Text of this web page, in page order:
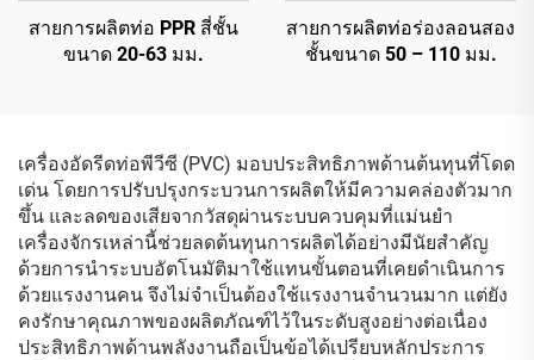
สายการผลิตท่อ PPR สี่ชั้น
ขนาด 20-63 มม.
สายการผลิตท่อร่องลอนสอง
ชั้นขนาด 50 – 110 มม.
เครื่องอัดรีดท่อพีวีซี (PVC) มอบประสิทธิภาพด้านต้นทุนที่โดด
เด่น โดยการปรับปรุงกระบวนการผลิตให้มีความคล่องตัวมาก
ขึ้น และลดของเสียจากวัสดุผ่านระบบควบคุมที่แม่นยำ
เครื่องจักรเหล่านี้ช่วยลดต้นทุนการผลิตได้อย่างมีนัยสำคัญ
ด้วยการนำระบบอัตโนมัติมาใช้แทนขั้นตอนที่เคยดำเนินการ
ด้วยแรงงานคน จึงไม่จำเป็นต้องใช้แรงงานจำนวนมาก แต่ยัง
คงรักษาคุณภาพของผลิตภัณฑ์ไว้ในระดับสูงอย่างต่อเนื่อง
ประสิทธิภาพด้านพลังงานถือเป็นข้อได้เปรียบหลักประการ